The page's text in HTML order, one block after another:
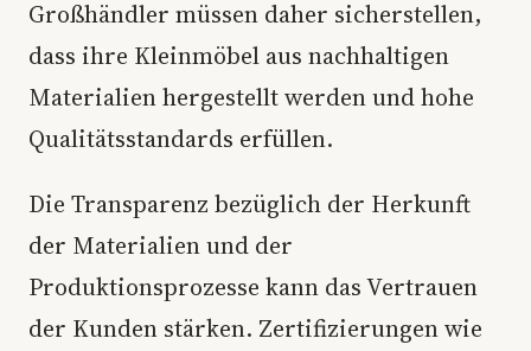
Großhändler müssen daher sicherstellen,
dass ihre Kleinmöbel aus nachhaltigen
Materialien hergestellt werden und hohe
Qualitätsstandards erfüllen.
Die Transparenz bezüglich der Herkunft
der Materialien und der
Produktionsprozesse kann das Vertrauen
der Kunden stärken. Zertifizierungen wie